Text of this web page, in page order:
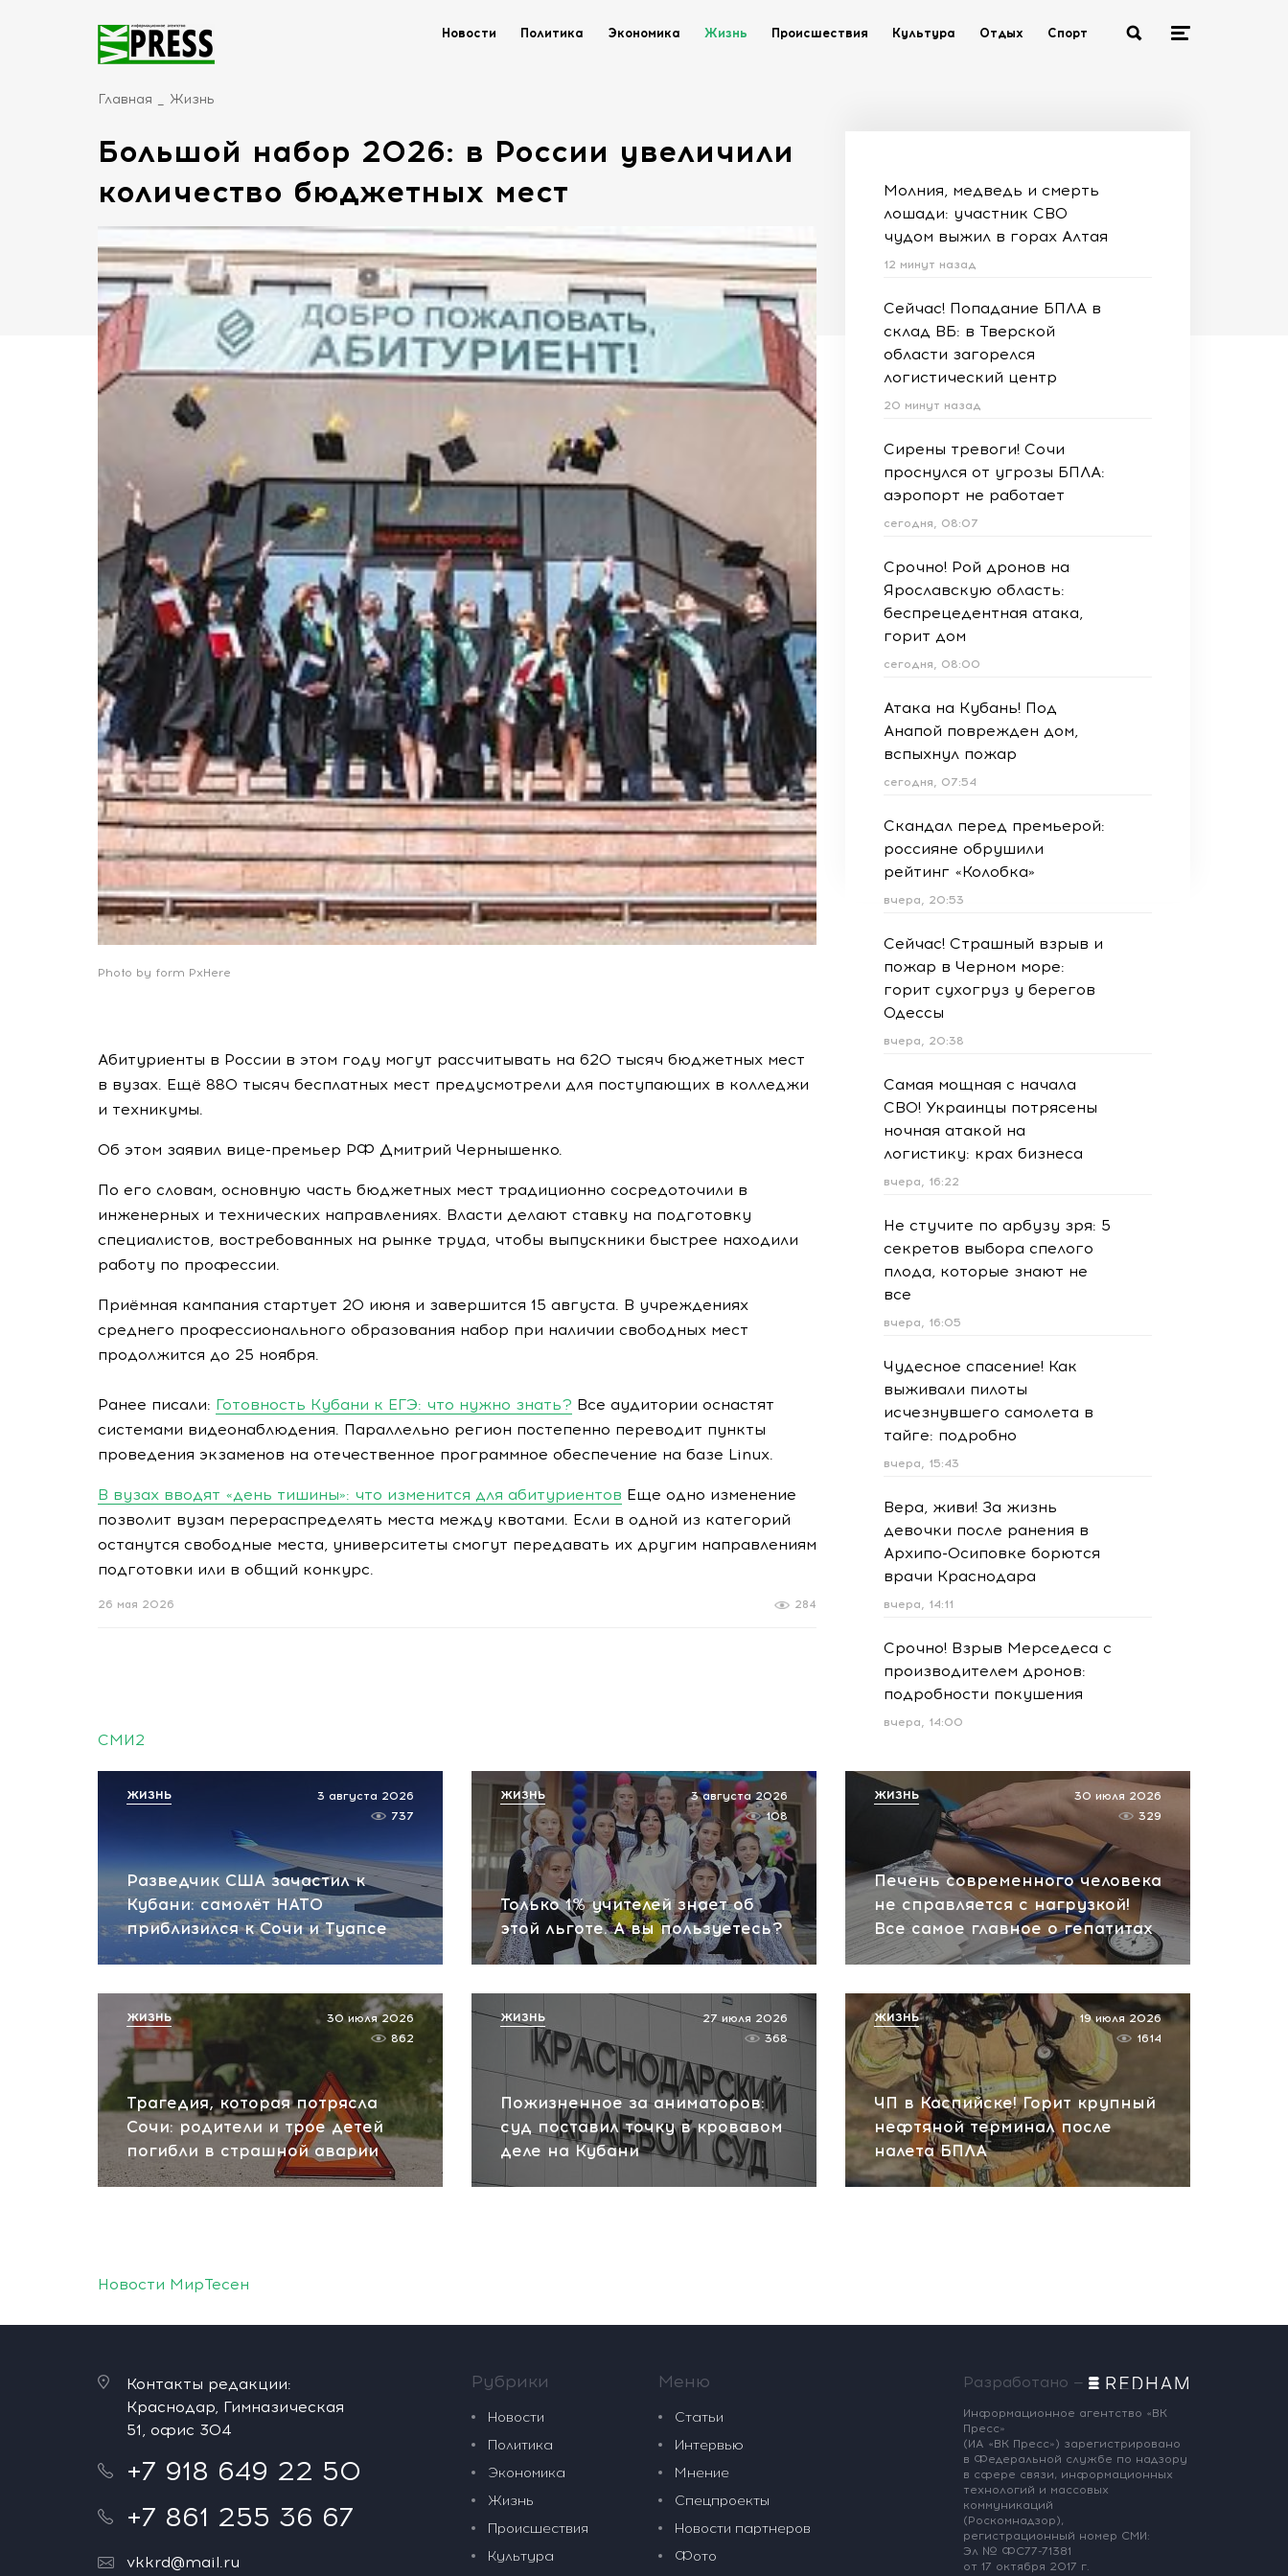
Новости Политика Экономика Жизнь Происшествия Культура Отдых Спорт
Главная Жизнь
Большой набор 2026: в России увеличили
количество бюджетных мест
Photo by form PxHere
Абитуриенты в России в этом году могут рассчитывать на 620 тысяч бюджетных мест
в вузах. Ещё 880 тысяч бесплатных мест предусмотрели для поступающих в колледжи
и техникумы.
Об этом заявил вице-премьер РФ Дмитрий Чернышенко.
По его словам, основную часть бюджетных мест традиционно сосредоточили в
инженерных и технических направлениях. Власти делают ставку на подготовку
специалистов, востребованных на рынке труда, чтобы выпускники быстрее находили
работу по профессии.
Приёмная кампания стартует 20 июня и завершится 15 августа. В учреждениях
среднего профессионального образования набор при наличии свободных мест
продолжится до 25 ноября.
Ранее писали: Готовность Кубани к ЕГЭ: что нужно знать? Все аудитории оснастят
системами видеонаблюдения. Параллельно регион постепенно переводит пункты
проведения экзаменов на отечественное программное обеспечение на базе Linux.
В вузах вводят «день тишины»: что изменится для абитуриентов Еще одно изменение
позволит вузам перераспределять места между квотами. Если в одной из категорий
останутся свободные места, университеты смогут передавать их другим направлениям
подготовки или в общий конкурс.
284
26 мая 2026
Молния, медведь и смерть
лошади: участник СВО
чудом выжил в горах Алтая
12 минут назад
Сейчас! Попадание БПЛА в
склад ВБ: в Тверской
области загорелся
логистический центр
20 минут назад
Сирены тревоги! Сочи
проснулся от угрозы БПЛА:
аэропорт не работает
сегодня, 08:07
Срочно! Рой дронов на
Ярославскую область:
беспрецедентная атака,
горит дом
сегодня, 08:00
Атака на Кубань! Под
Анапой поврежден дом,
вспыхнул пожар
сегодня, 07:54
Скандал перед премьерой:
россияне обрушили
рейтинг «Колобка»
вчера, 20:53
Сейчас! Страшный взрыв и
пожар в Черном море:
горит сухогруз у берегов
Одессы
вчера, 20:38
Самая мощная с начала
СВО! Украинцы потрясены
ночная атакой на
логистику: крах бизнеса
вчера, 16:22
Не стучите по арбузу зря: 5
секретов выбора спелого
плода, которые знают не
все
вчера, 16:05
Чудесное спасение! Как
выживали пилоты
исчезнувшего самолета в
тайге: подробно
вчера, 15:43
Вера, живи! За жизнь
девочки после ранения в
Архипо-Осиповке борются
врачи Краснодара
вчера, 14:11
Срочно! Взрыв Мерседеса с
производителем дронов:
подробности покушения
вчера, 14:00
СМИ2
Разведчик США зачастил к
Кубани: самолёт НАТО
приблизился к Сочи и Туапсе
3 августа 2026
737
ЖИЗНЬ
Только 1% учителей знает об
этой льготе. А вы пользуетесь?
3 августа 2026
108
ЖИЗНЬ
Печень современного человека
не справляется с нагрузкой!
Все самое главное о гепатитах
30 июля 2026
329
ЖИЗНЬ
Трагедия, которая потрясла
Сочи: родители и трое детей
погибли в страшной аварии
30 июля 2026
862
ЖИЗНЬ
Пожизненное за аниматоров:
суд поставил точку в кровавом
деле на Кубани
27 июля 2026
368
ЖИЗНЬ
ЧП в Каспийске! Горит крупный
нефтяной терминал после
налета БПЛА
19 июля 2026
1614
ЖИЗНЬ
Новости МирТесен
Контакты редакции:
Краснодар, Гимназическая
51, офис 304
+7 918 649 22 50
+7 861 255 36 67
vkkrd@mail.ru
Рубрики
Новости
Политика
Экономика
Жизнь
Происшествия
Культура
Меню
Статьи
Интервью
Мнение
Спецпроекты
Новости партнеров
Фото
Разработано —
Информационное агентство «ВК
Пресс»
(ИА «ВК Пресс») зарегистрировано
в Федеральной службе по надзору
в сфере связи, информационных
технологий и массовых
коммуникаций
(Роскомнадзор),
регистрационный номер СМИ:
Эл № ФС77-71381
от 17 октября 2017 г.